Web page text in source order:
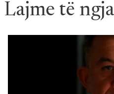
Lajme të